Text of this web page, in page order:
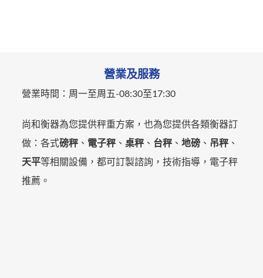
營業及服務
營業時間： 周一至周五-08:30至17:30
尚和衡器為您提供秤重方案，也為您提供各類衡器訂
做：各式磅秤 、 電子秤 、桌秤 、 台秤 、地磅 、 吊秤 、
天平等相關設備，都可訂製諮詢，技術指導，電子秤
推薦。